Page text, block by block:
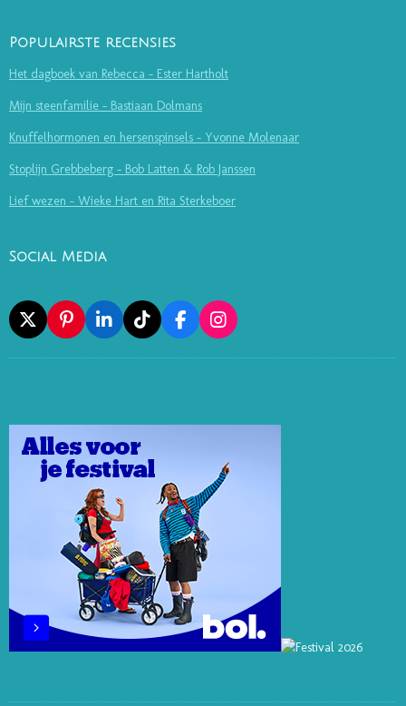
Populairste recensies
Het dagboek van Rebecca - Ester Hartholt
Mijn steenfamilie - Bastiaan Dolmans
Knuffelhormonen en hersenspinsels - Yvonne Molenaar
Stoplijn Grebbeberg - Bob Latten & Rob Janssen
Lief wezen - Wieke Hart en Rita Sterkeboer
Social Media
X
P
I
N
E
S
T
L
I
N
I
N
T
I
K
F
A
C
O
I
N
S
R
M